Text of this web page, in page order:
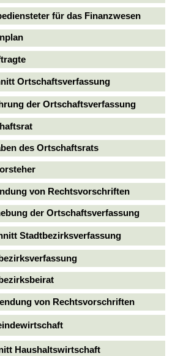
für das Finanzwesen
Ortschaftsverfassung
der Ortschaftsverfassung
des Ortschaftsrats
von Rechtsvorschriften
der Ortschaftsverfassung
Stadtbezirksverfassung
von Rechtsvorschriften
Haushaltswirtschaft